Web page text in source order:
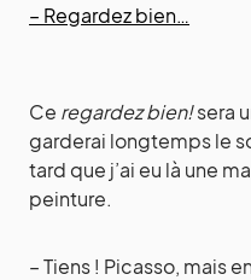
– Regardez bien…
Ce regardez bien!sera
garderai longtemps le
tard que j’ai eu là une
peinture.
– Tiens ! Picasso, mais